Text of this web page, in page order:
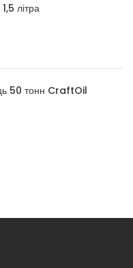
літра
50 тонн CraftOil